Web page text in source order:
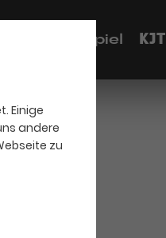
Einige
andere
zu
Schauspiel KJT